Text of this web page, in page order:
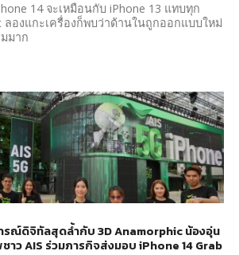
14 จะเหมือนกับ iPhone 13 แทบทุก
ลองแกะเครื่องก็พบว่าด้านในถูกออกแบบใหม่
มาก
รณ์ดิจิทัลสุดล้ำกับ 3D Anamorphic น้องอุ่น
าว AIS ร่วมภารกิจส่งมอบ iPhone 14 Grab